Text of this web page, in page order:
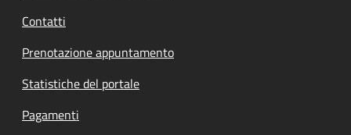
Contatti
Prenotazione appuntamento
Statistiche del portale
Pagamenti